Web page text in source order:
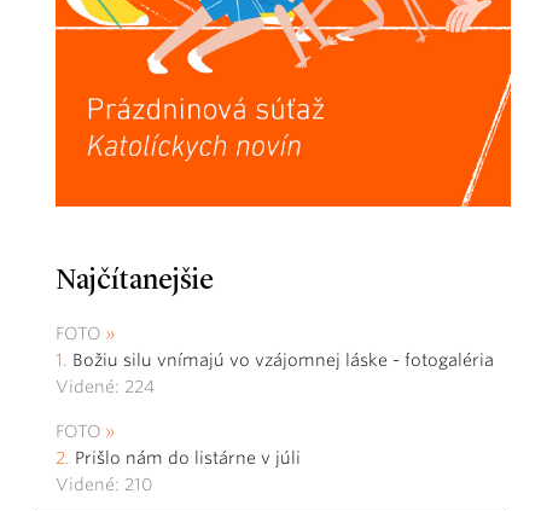
Najčítanejšie
FOTO
Božiu silu vnímajú vo vzájomnej láske - fotogaléria
Videné: 224
FOTO
Prišlo nám do listárne v júli
Videné: 210